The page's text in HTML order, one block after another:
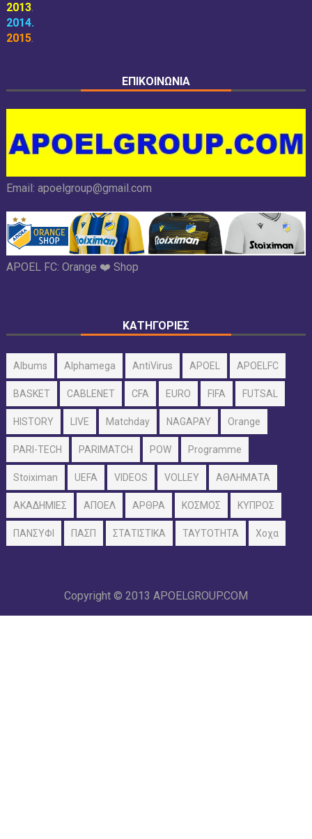
2013.
2014.
2015.
ΕΠΙΚΟΙΝΩΝΙΑ
Email: apoelgroup@gmail.com
APOEL FC: Orange ❤️ Shop
ΚΑΤΗΓΟΡΙΕΣ
Albums Alphamega AntiVirus APOEL APOELFC
BASKET CABLENET CFA EURO FIFA FUTSAL
HISTORY LIVE Matchday NAGAPAY Orange
PARI-TECH PARIMATCH POW Programme
Stoiximan UEFA VIDEOS VOLLEY ΑΘΛΗΜΑΤΑ
ΑΚΑΔΗΜΙΕΣ ΑΠΟΕΛ ΑΡΘΡΑ ΚΟΣΜΟΣ ΚΥΠΡΟΣ
ΠΑΝΣΥΦΙ ΠΑΣΠ ΣΤΑΤΙΣΤΙΚΑ ΤΑΥΤΟΤΗΤΑ Χοχα
Copyright © 2013 APOELGROUP.COM